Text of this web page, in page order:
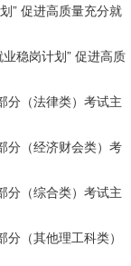
” 促进高质量充分就
稳岗计划” 促进高质
（法律类）考试主
（经济财会类）考
（综合类）考试主
（其他理工科类）